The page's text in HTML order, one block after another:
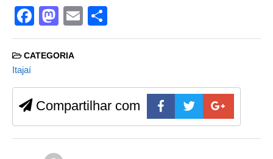
F
a
c
b
o
o
M
a
st
d
o
n
E
m h
CATEGORIA
Itajaí
Compartilhar com